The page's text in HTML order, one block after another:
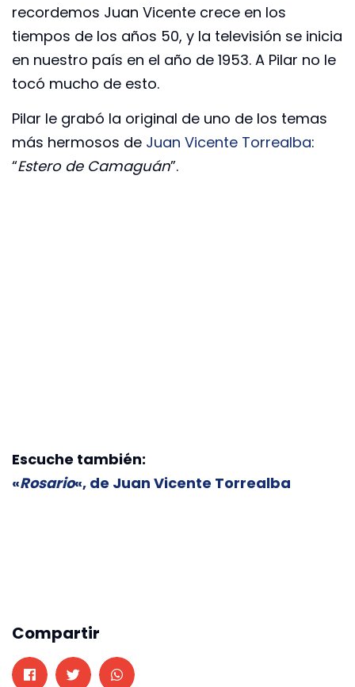
recordemos Juan Vicente crece en los
tiempos de los años 50, y la televisión se inicia
en nuestro país en el año de 1953. A Pilar no le
tocó mucho de esto.
Pilar le grabó la original de uno de los temas
más hermosos de Juan Vicente Torrealba:
“Estero de Camaguán”.
Escuche también:
«Rosario«, de Juan Vicente Torrealba
Compartir